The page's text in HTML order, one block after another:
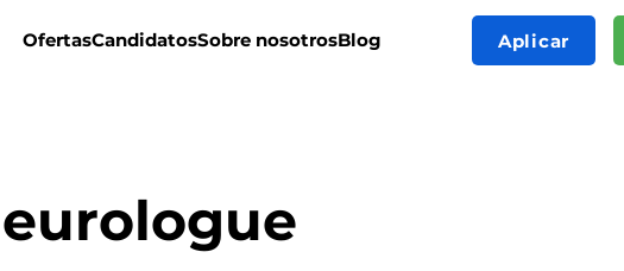
OfertasCandidatosSobre nosotrosBlog Aplicar